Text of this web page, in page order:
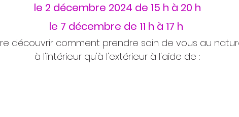
le 2 décembre 2024 de 15 h à 20 h
le 7 décembre de 11 h à 17 h
découvrir comment prendre soin de vous au
à l'intérieur qu'à l'extérieur à l'aide de :